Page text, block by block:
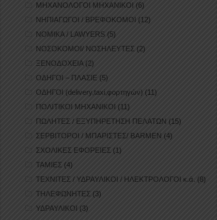
ΜΗΧΑΝΟΛΟΓΟΙ ΜΗΧΑΝΙΚΟΙ (6)
ΝΗΠΙΑΓΩΓΟΙ / ΒΡΕΦΟΚΟΜΟΙ (12)
ΝΟΜΙΚΑ / LAWYERS (5)
ΝΟΣΟΚΟΜΟΙ/ ΝΟΣΗΛΕΥΤΕΣ (2)
ΞΕΝΟΔΟΧΕΙΑ (2)
ΟΔΗΓΟΙ – ΠΛΑΣΙΕ (5)
ΟΔΗΓΟΙ (delivery,taxi,φορτηγών) (11)
ΠΟΛΙΤΙΚΟΙ ΜΗΧΑΝΙΚΟΙ (11)
ΠΩΛΗΤΕΣ / ΕΞΥΠΗΡΕΤΗΣΗ ΠΕΛΑΤΩΝ (15)
ΣΕΡΒΙΤΟΡΟΙ / ΜΠΑΡΙΣΤΕΣ/ BARMEN (4)
ΣΧΟΛΙΚΕΣ ΕΦΟΡΕΙΕΣ (1)
ΤΑΜΙΕΣ (4)
ΤΕΧΝΙΤΕΣ / ΥΔΡΑΥΛΙΚΟΙ / ΗΛΕΚΤΡΟΛΟΓΟΙ κ.ά. (8)
ΤΗΛΕΦΩΝΗΤΕΣ (3)
ΥΔΡΑΥΛΙΚΟΙ (3)